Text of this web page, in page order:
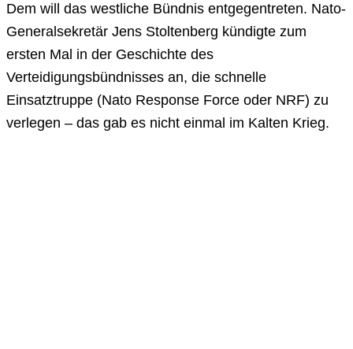
Dem will das westliche Bündnis entgegentreten. Nato-
Generalsekretär Jens Stoltenberg kündigte zum
ersten Mal in der Geschichte des
Verteidigungsbündnisses an, die schnelle
Einsatztruppe (Nato Response Force oder NRF) zu
verlegen – das gab es nicht einmal im Kalten Krieg.